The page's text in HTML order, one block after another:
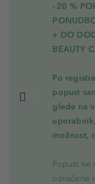
–20 %
+ DO
BEAUTY
Po
popust
glede na
možnost,
Popust ne
označene